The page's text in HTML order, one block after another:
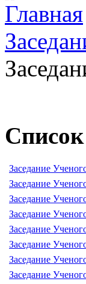
Главная
Список
Заседание
Заседание
Заседание
Заседание
Заседание
Заседание
Заседание
Заседание